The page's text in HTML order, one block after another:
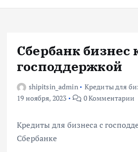
с
Сбербанк бизнес
господдержкой
shipitsin_admin
Кредиты для
19 ноября, 2023
0 Комментарии
Кредиты для бизнеса с
Сбербанке